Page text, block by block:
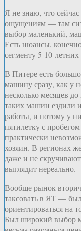
Я не знаю, что
ощущениям — там
выбор маленький,
Есть нюансы,
сегменту 5-10-
В Питере есть
машину сразу, как у
несколько месяцев
таких машин ездили
работы, и потому у
пятилетку с
практически
хозяин. В регионах
даже и не
выглядит нереально.
Вообще рынок
таксовать в ЯТ —
ориентироваться на
Был широкий выбор